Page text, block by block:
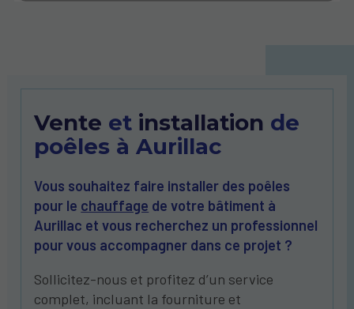
Vente et installation de
poêles à Aurillac
Vous souhaitez faire installer des poêles
pour le chauffage de votre bâtiment à
Aurillac et vous recherchez un professionnel
pour vous accompagner dans ce projet ?
Sollicitez-nous et profitez d’un service
complet, incluant la fourniture et